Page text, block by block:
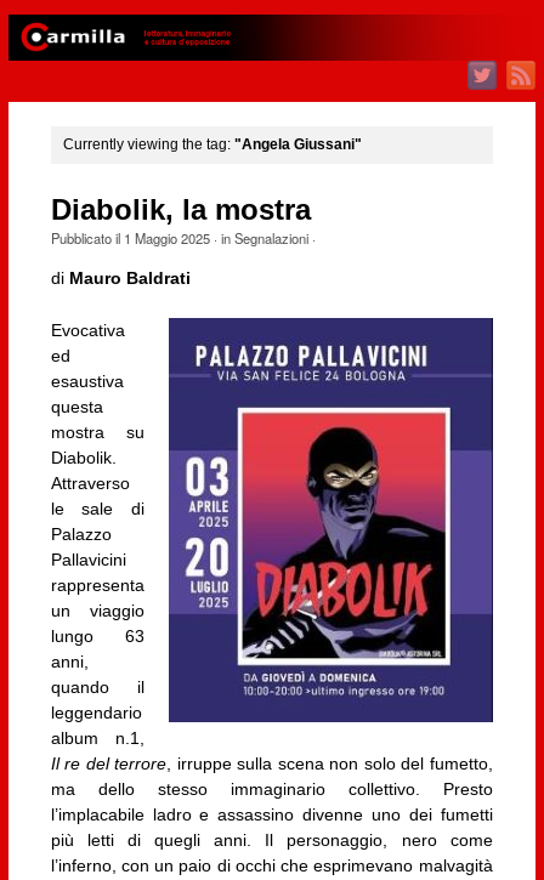
Currently viewing the tag: "Angela Giussani"
Diabolik, la mostra
Pubblicato il 1 Maggio 2025· inSegnalazioni·
di Mauro Baldrati
Evocativa
ed
esaustiva
questa
mostra su
Diabolik.
Attraverso
le sale di
Palazzo
Pallavicini
rappresenta
un viaggio
lungo 63
anni,
quando il
leggendario
album n.1,
Il re del terrore, irruppe sulla scena non solo del fumetto,
ma dello stesso immaginario collettivo. Presto
l’implacabile ladro e assassino divenne uno dei fumetti
più letti di quegli anni. Il personaggio, nero come
l’inferno, con un paio di occhi che esprimevano malvagità